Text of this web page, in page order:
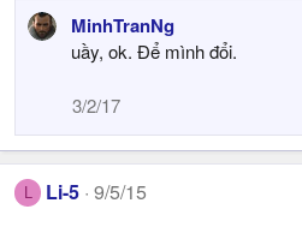
e
a
o
n
s
:
MinhTranNg
uầy, ok. Để mình đổi.
3/2/17
Li-5 9/5/15